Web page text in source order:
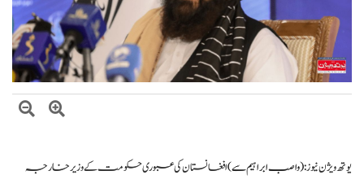
بلاول بھٹو کا آزاد کشمیر انتخابات پر دھاندلی کا الزام، ن لیگ پر سخت تنقید
ایران اور امریکہ کے درمیان ثالثی میں پاکستان کا اہم کردار، ایرانی ترجمان اسماعیل
بقائی کا دعویٰ
وزیراعظم شہباز شریف کی ملک ظہیر اقبال چنڑ سے تعزیت، ملک اقبال چنڑ
کی خدمات کو خراجِ عقیدت
یوتھ ویژن نیوز :(واصب ابراہیم سے )افغانستان کی عبوری حکومت کے وزیر خارجہ